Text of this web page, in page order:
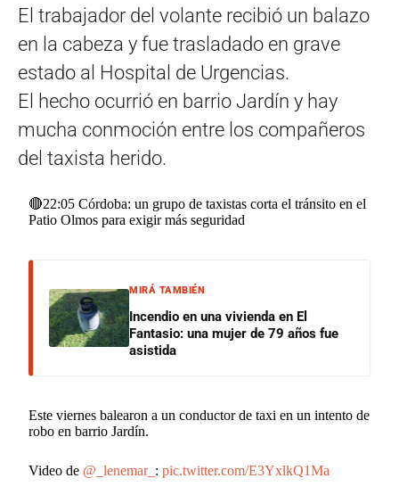
El trabajador del volante recibió un balazo
en la cabeza y fue trasladado en grave
estado al Hospital de Urgencias.
El hecho ocurrió en barrio Jardín y hay
mucha conmoción entre los compañeros
del taxista herido.
🔴22:05 Córdoba: un grupo de taxistas corta el tránsito en el
Patio Olmos para exigir más seguridad
MIRÁ TAMBIÉN
Incendio en una vivienda en El
Fantasio: una mujer de 79 años fue
asistida
Este viernes balearon a un conductor de taxi en un intento de
robo en barrio Jardín.
Video de @_lenemar_ :pic.twitter.com/E3YxlkQ1Ma